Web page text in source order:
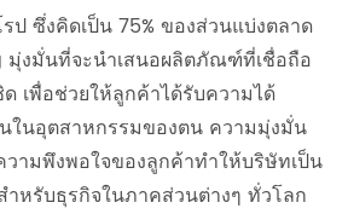
ป ซึ่งคิดเป็น 75% ของส่วนแบ่งตลาด
มุ่งมั่นที่จะนำเสนอผลิตภัณฑ์ที่เชื่อถือ
เพื่อช่วยให้ลูกค้าได้รับความได้
ในอุตสาหกรรมของตน ความมุ่งมั่น
ามพึงพอใจของลูกค้าทำให้บริษัทเป็น
หรับธุรกิจในภาคส่วนต่างๆ ทั่วโลก